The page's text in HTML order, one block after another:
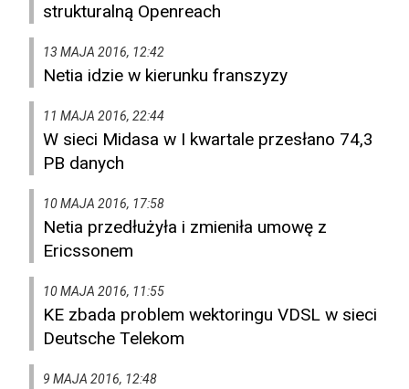
strukturalną Openreach
13 MAJA 2016, 12:42
Netia idzie w kierunku franszyzy
11 MAJA 2016, 22:44
W sieci Midasa w I kwartale przesłano 74,3
PB danych
10 MAJA 2016, 17:58
Netia przedłużyła i zmieniła umowę z
Ericssonem
10 MAJA 2016, 11:55
KE zbada problem wektoringu VDSL w sieci
Deutsche Telekom
9 MAJA 2016, 12:48